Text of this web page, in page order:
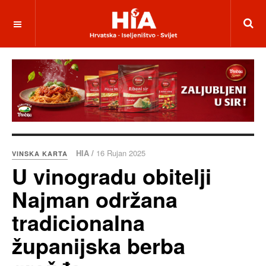
VINSKA KARTA HIA / 16 Rujan 2025
U vinogradu obitelji
Najman održana
tradicionalna
županijska berba